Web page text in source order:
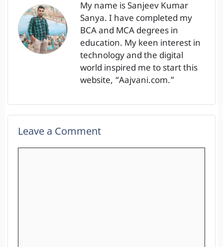
My name is Sanjeev Kumar
Sanya. I have completed my
BCA and MCA degrees in
education. My keen interest in
technology and the digital
world inspired me to start this
website, “Aajvani.com.”
Leave a Comment